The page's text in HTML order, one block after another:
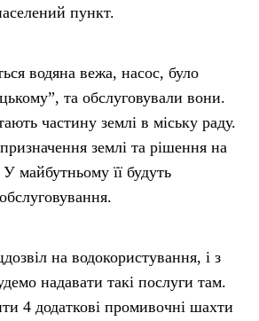
пункт.
водяна вежа, насос, було
та обслуговували вони.
частину землі в міську раду.
землі та рішення на
майбутньому її будуть
на водокористування, і з
надавати такі послуги там.
4 додаткові промивочні шахти